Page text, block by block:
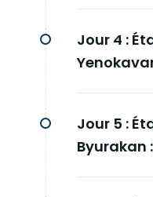
Jour 4 :
Jour 5 :
Byurakan